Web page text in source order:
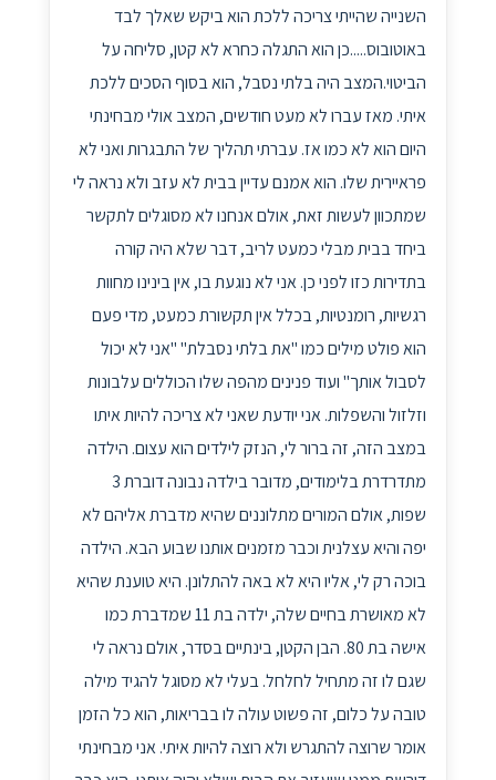
השנייה שהייתי צריכה ללכת הוא ביקש שאלך לבד
באוטובוס.....כן הוא התגלה כחרא לא קטן, סליחה על
הביטוי.המצב היה בלתי נסבל, הוא בסוף הסכים ללכת
איתי. מאז עברו לא מעט חודשים, המצב אולי מבחינתי
היום הוא לא כמו אז. עברתי תהליך של התבגרות ואני לא
פראיירית שלו. הוא אמנם עדיין בבית לא עזב ולא נראה לי
שמתכוון לעשות זאת, אולם אנחנו לא מסוגלים לתקשר
ביחד בבית מבלי כמעט לריב, דבר שלא היה קורה
בתדירות כזו לפני כן. אני לא נוגעת בו, אין בינינו מחוות
רגשיות, רומנטיות, בכלל אין תקשורת כמעט, מדי פעם
הוא פולט מילים כמו "את בלתי נסבלת" "אני לא יכול
לסבול אותך" ועוד פנינים מהפה שלו הכוללים עלבונות
וזלזול והשפלות. אני יודעת שאני לא צריכה להיות איתו
במצב הזה, זה ברור לי, הנזק לילדים הוא עצום. הילדה
מתדרדרת בלימודים, מדובר בילדה נבונה דוברת 3
שפות, אולם המורים מתלוננים שהיא מדברת אליהם לא
יפה והיא עצלנית וכבר מזמנים אותנו שבוע הבא. הילדה
בוכה רק לי, אליו היא לא באה להתלונן. היא טוענת שהיא
לא מאושרת בחיים שלה, ילדה בת 11 שמדברת כמו
אישה בת 80. הבן הקטן, בינתיים בסדר, אולם נראה לי
שגם לו זה מתחיל לחלחל. בעלי לא מסוגל להגיד מילה
טובה על כלום, זה פשוט עולה לו בבריאות, הוא כל הזמן
אומר שרוצה להתגרש ולא רוצה להיות איתי. אני מבחינתי